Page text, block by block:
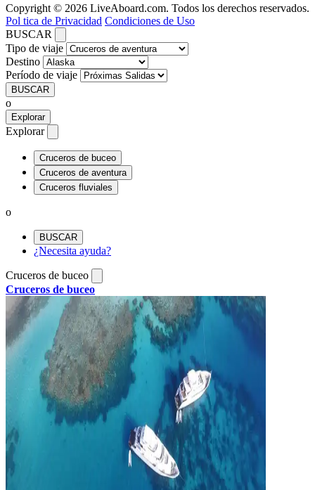
Copyright © 2026 LiveAboard.com. Todos los derechos reservados.
Pol tica de Privacidad Condiciones de Uso
BUSCAR
Tipo de viaje
Destino
Período de viaje
BUSCAR
o
Explorar
Explorar
Cruceros de buceo
Cruceros de aventura
Cruceros fluviales
o
BUSCAR
¿Necesita ayuda?
Cruceros de buceo
Cruceros de buceo